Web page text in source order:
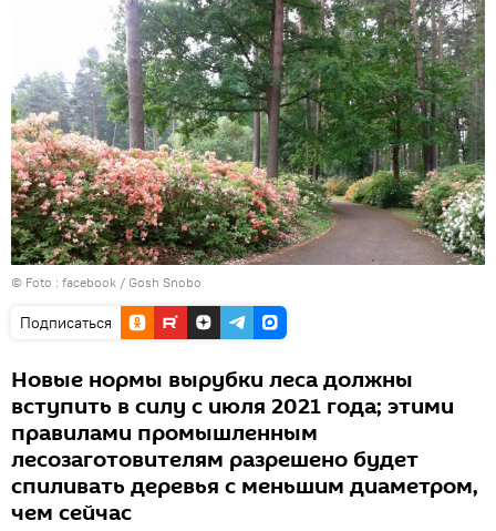
© Foto : facebook / Gosh Snobo
Подписаться
Новые нормы вырубки леса должны
вступить в силу с июля 2021 года; этими
правилами промышленным
лесозаготовителям разрешено будет
спиливать деревья с меньшим диаметром,
чем сейчас